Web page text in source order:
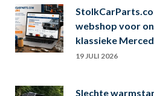
webshop voor
klassieke
19 JULI 2026
Slechte